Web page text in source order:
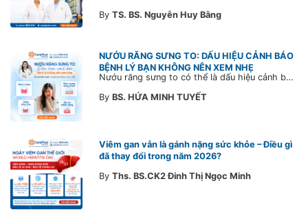
By TS. BS. Nguyễn Huy Bằng
NƯỚU RĂNG SƯNG TO: DẤU HIỆU CẢNH BÁO
BỆNH LÝ BẠN KHÔNG NÊN XEM NHẸ
Nướu răng sưng to có thể là dấu hiệu cảnh báo bệnh lý răng miệng. Cùng Bác sĩ CarePlus tìm hiểu nguyên nhân, triệu chứng và thời điểm cần đi khám bác sĩ trong bài viết dưới đây.
By BS. HỨA MINH TUYẾT
Viêm gan vẫn là gánh nặng sức khỏe – Điều gì
đã thay đổi trong năm 2026?
By Ths. BS.CK2 Đinh Thị Ngọc Minh